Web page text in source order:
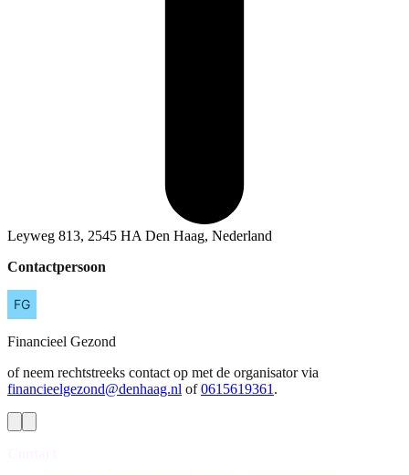
Leyweg 813, 2545 HA Den Haag, Nederland
Contactpersoon
Financieel Gezond
of neem rechtstreeks contact op met de organisator via
financieelgezond@denhaag.nl of 0615619361 .